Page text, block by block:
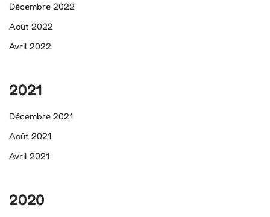
Décembre 2022
Août 2022
Avril 2022
2021
Décembre 2021
Août 2021
Avril 2021
2020